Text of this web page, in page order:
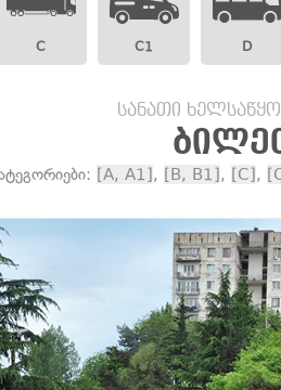
C C1 D
სანათი
[A, A1], [B, B1], [C],